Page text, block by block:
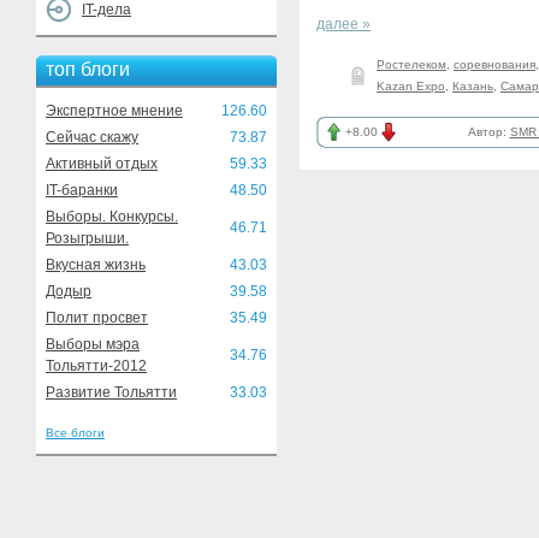
IT-дела
топ блоги
Экспертное мнение
126.60
Сейчас скажу
73.87
Активный отдых
59.33
IT-баранки
48.50
Выборы. Конкурсы.
Розыгрыши.
46.71
Вкусная жизнь
43.03
Додыр
39.58
Полит просвет
35.49
Выборы мэра
Тольятти-2012
34.76
Развитие Тольятти 33.03
Все блоги
далее »
Ростелеком соревнования
Kazan Expo
Казань
+8.00 Автор: